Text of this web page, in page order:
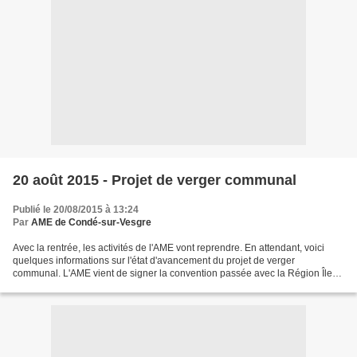
20 août 2015 - Projet de verger communal
Publié le 20/08/2015 à 13:24
Par AME de Condé-sur-Vesgre
Avec la rentrée, les activités de l'AME vont reprendre. En attendant, voici
quelques informations sur l'état d'avancement du projet de verger
communal. L'AME vient de signer la convention passée avec la Région Île-